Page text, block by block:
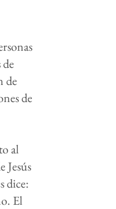
de
de
al
Jesús
dice:
El